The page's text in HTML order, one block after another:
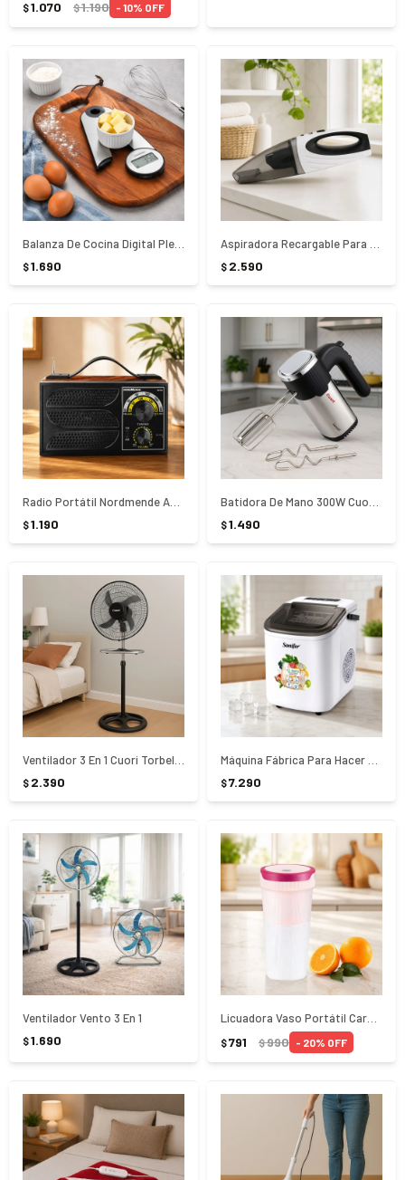
$1.070 $1.190 10
$1.690 $ 2.590
$1.190 $1.490
$ 2.390 $7.290
Ventilador Vento 3 En 1
$1.690 $791 $990 20